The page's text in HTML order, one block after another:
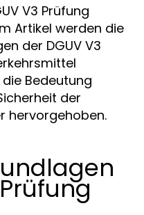
V3 Prüfung
Artikel werden die
der DGUV V3
Bedeutung
der
hervorgehoben.